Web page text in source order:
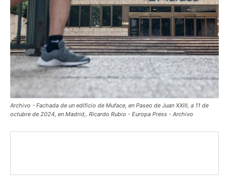
Archivo - Fachada de un edificio de Muface, en Paseo de Juan XXIII, a 11 de
octubre de 2024, en Madrid,. Ricardo Rubio - Europa Press - Archivo